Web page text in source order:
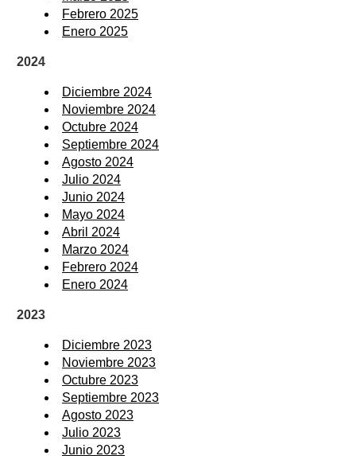
Febrero 2025
Enero 2025
2024
Diciembre 2024
Noviembre 2024
Octubre 2024
Septiembre 2024
Agosto 2024
Julio 2024
Junio 2024
Mayo 2024
Abril 2024
Marzo 2024
Febrero 2024
Enero 2024
2023
Diciembre 2023
Noviembre 2023
Octubre 2023
Septiembre 2023
Agosto 2023
Julio 2023
Junio 2023